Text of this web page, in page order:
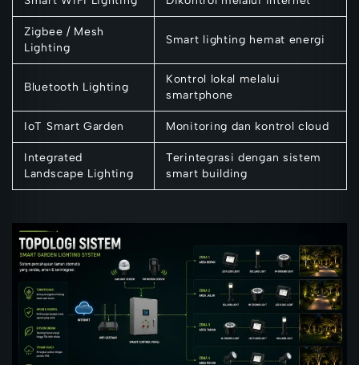
Zigbee / Mesh
Lighting
Smart lighting hemat energi
Bluetooth Lighting
Kontrol lokal melalui
smartphone
IoT Smart Garden Monitoring dan kontrol cloud
Integrated
Landscape Lighting
Terintegrasi dengan sistem
smart building